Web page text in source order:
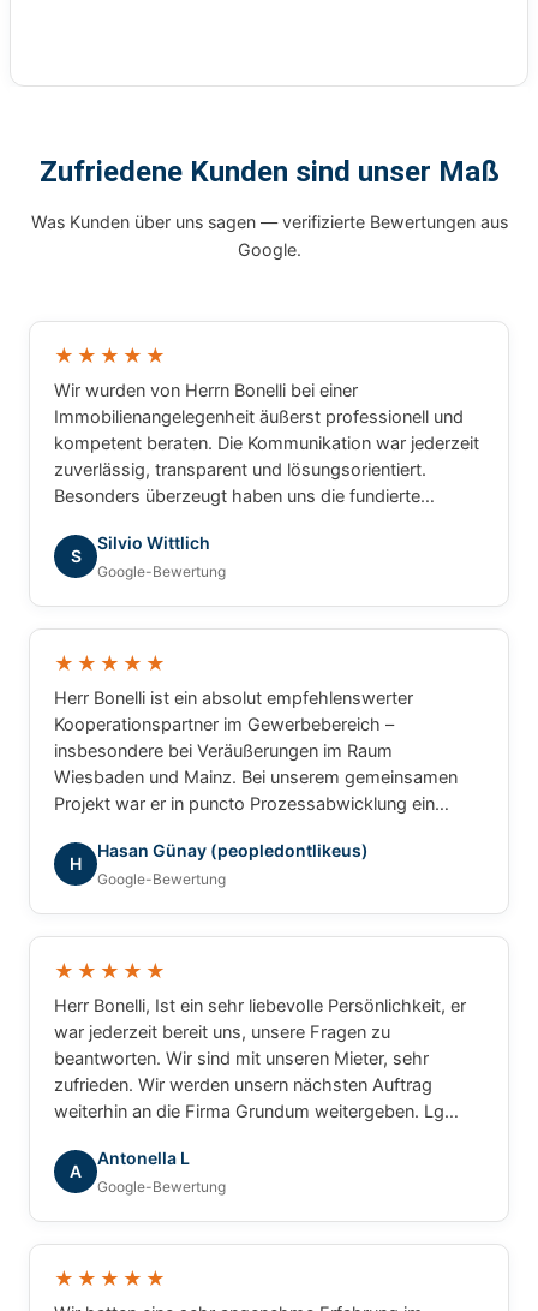
Zufriedene Kunden sind unser Maß
Was Kunden über uns sagen — verifizierte Bewertungen aus
Google.
★★★★★
Wir wurden von Herrn Bonelli bei einer
Immobilienangelegenheit äußerst professionell und
kompetent beraten. Die Kommunikation war jederzeit
zuverlässig, transparent und lösungsorientiert.
Besonders überzeugt haben uns die fundierte
Anliegen und das sehr gute Verständnis für die
besonderen Anforderungen. Wir haben uns während
des gesamten Prozesses bestens betreut gefühlt
und können Herrn Bonelli uneingeschränkt
weiterempfehlen. Vielen Dank für die hervorragende
S
Silvio Wittlich
Google-Bewertung
★★★★★
Herr Bonelli ist ein absolut empfehlenswerter
Kooperationspartner im Gewerbebereich –
insbesondere bei Veräußerungen im Raum
Wiesbaden und Mainz. Bei unserem gemeinsamen
Projekt war er in puncto Prozessabwicklung ein
ergebnisorientiert. Für gewerbliche Transaktionen
würde ich jederzeit wieder mit ihm
zusammenarbeiten.
H
Hasan Günay (peopledontlikeus)
Google-Bewertung
★★★★★
Herr Bonelli, Ist ein sehr liebevolle Persönlichkeit, er
war jederzeit bereit uns, unsere Fragen zu
beantworten. Wir sind mit unseren Mieter, sehr
zufrieden. Wir werden unsern nächsten Auftrag
weiterhin an die Firma Grundum weitergeben. Lg
A
Antonella L
Google-Bewertung
★★★★★